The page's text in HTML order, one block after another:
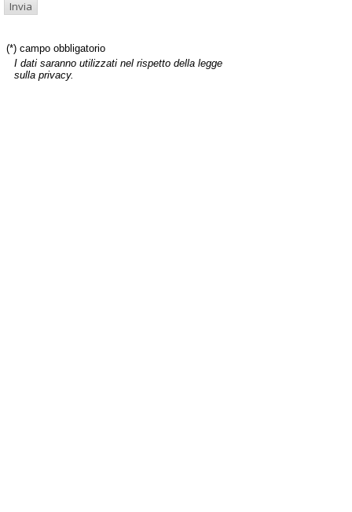
(*) campo obbligatorio
I dati saranno utilizzati nel rispetto della legge
sulla privacy.